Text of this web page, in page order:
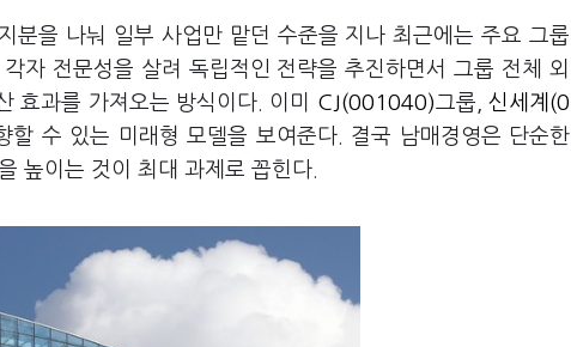
분을 나눠 일부 사업만 맡던 수준을 지나 최근에는 주요 그룹
자 전문성을 살려 독립적인 전략을 추진하면서 그룹 전체 외
효과를 가져오는 방식이다. 이미 CJ(001040)그룹,신세계(0
할 수 있는 미래형 모델을 보여준다. 결국 남매경영은 단순한
높이는 것이 최대 과제로 꼽힌다.